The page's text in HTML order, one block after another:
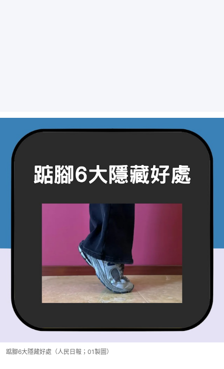
踮腳6大隱藏好處（人民日報；01製圖）